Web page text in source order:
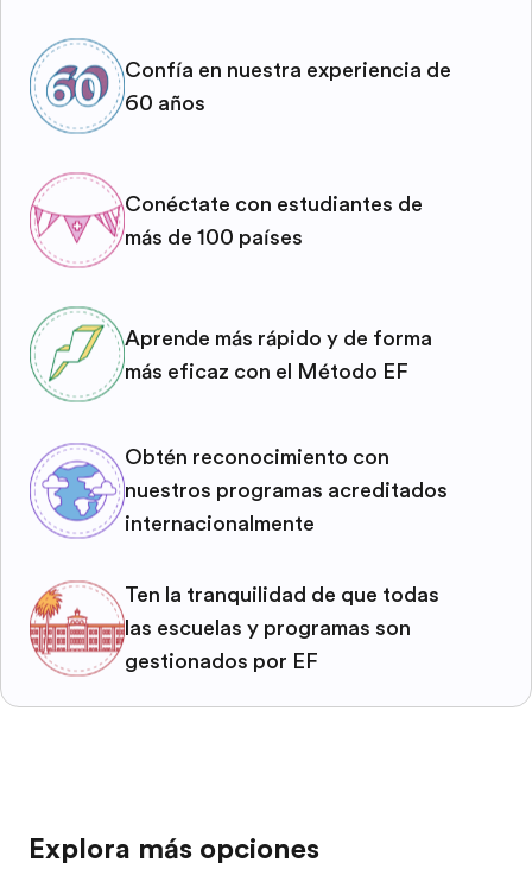
Confía en nuestra experiencia de
60 años
Conéctate con estudiantes de
más de 100 países
Aprende más rápido y de forma
más eficaz con el Método EF
Obtén reconocimiento con
nuestros programas acreditados
internacionalmente
Ten la tranquilidad de que todas
las escuelas y programas son
gestionados por EF
Explora más opciones